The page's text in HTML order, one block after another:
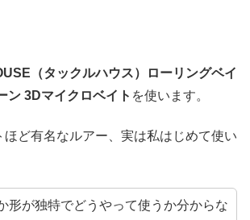
（タックルハウス）ローリングベイ
ン 3Dマイクロベイト を使います。
ほど有名なルアー、実は私はじめて使い
形が独特でどうやって使うか分からな